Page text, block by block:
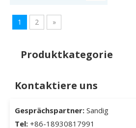
1 2 »
Produktkategorie
Kontaktiere uns
Gesprächspartner: Sandig
Tel: +86-18930817991